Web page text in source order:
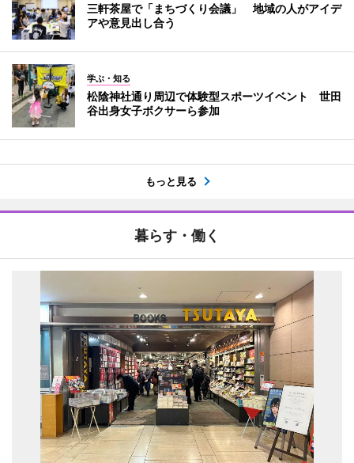
三軒茶屋で「まちづくり会議」 地域の人がアイデ
アや意見出し合う
学ぶ・知る
松陰神社通り周辺で体験型スポーツイベント 世田
谷出身女子ボクサーら参加
もっと見る
暮らす・働く